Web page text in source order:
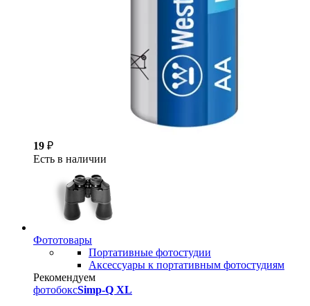
19 ₽
Есть в наличии
Фототовары
Портативные фотостудии
Аксессуары к портативным фотостудиям
Рекомендуем
фотобоксSimp-Q XL